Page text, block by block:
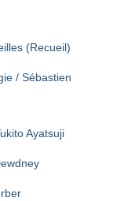
(Recueil)
/ Sébastien
Ayatsuji